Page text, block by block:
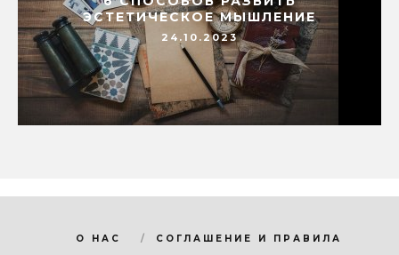
ЭСТЕТИЧЕСКОЕ МЫШЛЕНИЕ
24.10.2023
О НАС СОГЛАШЕНИЕ И ПРАВИЛА